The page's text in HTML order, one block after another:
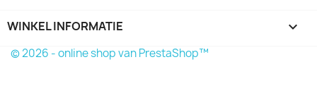
WINKEL INFORMATIE keyboard_arrow_down
© 2026 - online shop van PrestaShop™